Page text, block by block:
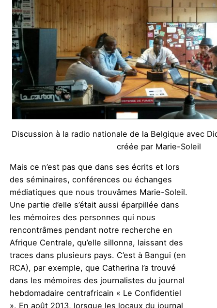
Discussion à la radio nationale de la Belgique avec
créée par Marie-Soleil
Mais ce n’est pas que dans ses écrits et lors
des séminaires, conférences ou échanges
médiatiques que nous trouvâmes Marie-Soleil.
Une partie d’elle s’était aussi éparpillée dans
les mémoires des personnes qui nous
rencontrâmes pendant notre recherche en
Afrique Centrale, qu’elle sillonna, laissant des
traces dans plusieurs pays. C’est à Bangui (en
RCA), par exemple, que Catherina l’a trouvé
dans les mémoires des journalistes du journal
hebdomadaire centrafricain « Le Confidentiel
». En août 2013, lorsque les locaux du journal